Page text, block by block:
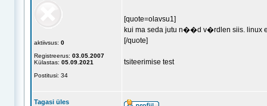
aktiivsus: 0
Registreerus: 03.05.2007
Külastas: 05.09.2021
Postitusi: 34
[quote=olavsu1]
kui ma seda jutu n��d v�rdlen siis. linux
[/quote]
tsiteerimise test
Tagasi üles